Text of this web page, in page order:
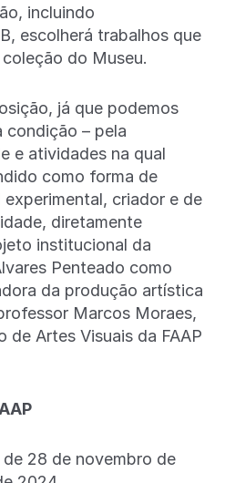
incluindo
escolherá trabalhos que
do Museu.
já que podemos
condição – pela
e atividades na qual
como forma de
criador e de
diretamente
institucional da
Penteado como
da produção artística
Marcos Moraes,
de Artes Visuais da FAAP
28 de novembro de